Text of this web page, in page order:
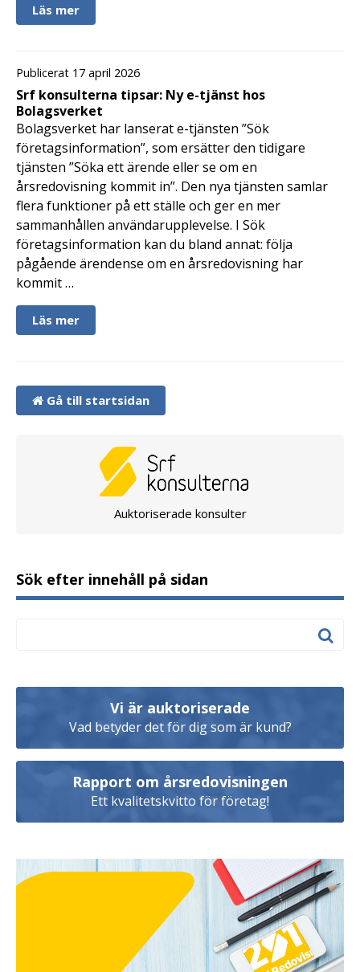
Läs mer
Publicerat 17 april 2026
Srf konsulterna tipsar: Ny e-tjänst hos
Bolagsverket
Bolagsverket har lanserat e-tjänsten ”Sök
företagsinformation”, som ersätter den tidigare
tjänsten ”Söka ett ärende eller se om en
årsredovisning kommit in”. Den nya tjänsten samlar
flera funktioner på ett ställe och ger en mer
sammanhållen användarupplevelse. I Sök
företagsinformation kan du bland annat: följa
pågående ärendense om en årsredovisning har
kommit …
Läs mer
Gå till startsidan
Auktoriserade konsulter
Sök efter innehåll på sidan
Vi är auktoriserade
Vad betyder det för dig som är kund?
Rapport om årsredovisningen
Ett kvalitetskvitto för företag!